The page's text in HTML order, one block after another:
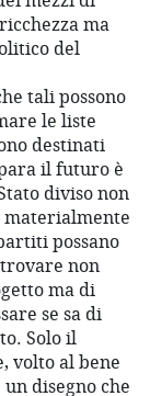
ma
del
tali possono
le liste
destinati
il futuro è
diviso non
possano
non
ma di
se sa di
Solo il
volto al bene
disegno che